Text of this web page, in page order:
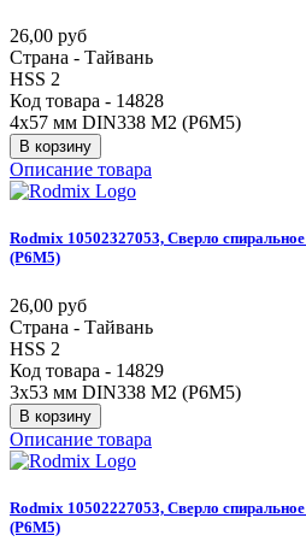
26,00 руб
Страна - Тайвань
HSS 2
Код товара - 14828
4х57 мм DIN338 М2 (Р6М5)
В корзину
Описание товара
Rodmix 10502327053, Сверло спиральное
(Р6М5)
26,00 руб
Страна - Тайвань
HSS 2
Код товара - 14829
3х53 мм DIN338 М2 (Р6М5)
В корзину
Описание товара
Rodmix 10502227053, Сверло спиральное
(Р6М5)